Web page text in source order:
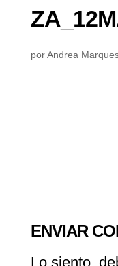
porAndrea
ENVIAR
Lo siento,